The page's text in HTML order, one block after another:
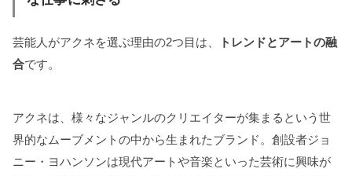
芸能人がアクネを選ぶ理由の2つ目は、
トレンドとアートの融
合です。
アクネは、様々なジャンルのクリエイターが集まるという世
界的なムーブメントの中から生まれたブランド。創設者ジョ
ニー・ヨハンソンは現代アートや音楽といった芸術に興味が